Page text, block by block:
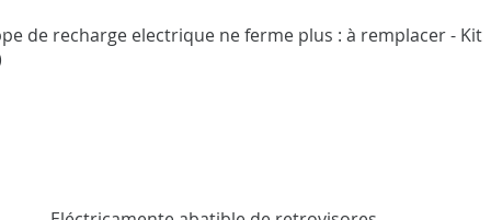
de recharge electrique ne ferme plus : à remplacer - Kit